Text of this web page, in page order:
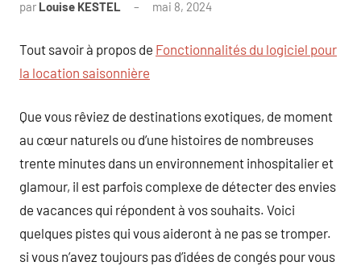
par Louise KESTEL mai 8, 2024
Tout savoir à propos de Fonctionnalités du logiciel pour
la location saisonnière
Que vous rêviez de destinations exotiques, de moment
au cœur naturels ou d’une histoires de nombreuses
trente minutes dans un environnement inhospitalier et
glamour, il est parfois complexe de détecter des envies
de vacances qui répondent à vos souhaits. Voici
quelques pistes qui vous aideront à ne pas se tromper.
si vous n’avez toujours pas d’idées de congés pour vous